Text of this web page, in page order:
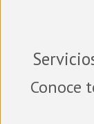
Conoce